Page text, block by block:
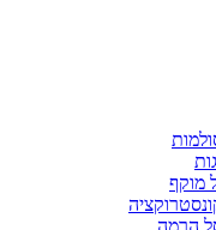
מוקף
הרמה